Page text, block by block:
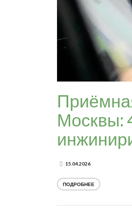
Москвы:
15.04.2026
ПОДРОБНЕЕ